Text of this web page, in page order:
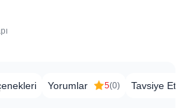
Yorumlar 5(0) Tavsiye Et